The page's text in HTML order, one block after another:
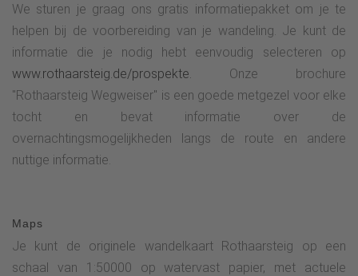
We sturen je graag ons gratis informatiepakket om je te
helpen bij de voorbereiding van je wandeling. Je kunt de
informatie die je nodig hebt eenvoudig selecteren op
www.rothaarsteig.de/prospekte.
Onze brochure
"Rothaarsteig Wegweiser" is een goede metgezel voor elke
tocht en bevat informatie over de
overnachtingsmogelijkheden langs de route en andere
nuttige informatie.
Maps
Je kunt de originele wandelkaart Rothaarsteig op een
schaal van 1:50000 op watervast papier, met actuele